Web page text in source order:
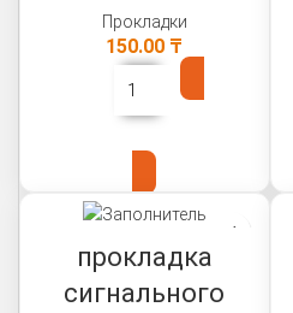
Прокладки
150.00 ₸
прокладка
сигнального